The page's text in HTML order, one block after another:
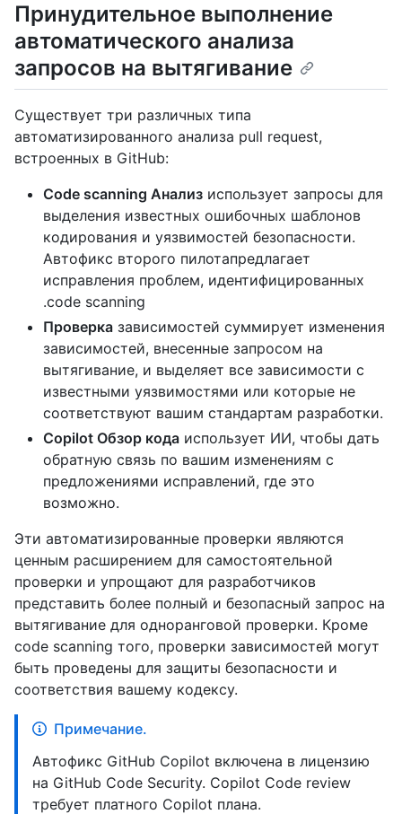
Принудительное выполнение
автоматического анализа
запросов на вытягивание
Существует три различных типа
автоматизированного анализа pull request,
встроенных в GitHub:
Code scanning Анализ использует запросы для
выделения известных ошибочных шаблонов
кодирования и уязвимостей безопасности.
Автофикс второго пилотапредлагает
исправления проблем, идентифицированных
.code scanning
Проверка зависимостей суммирует изменения
зависимостей, внесенные запросом на
вытягивание, и выделяет все зависимости с
известными уязвимостями или которые не
соответствуют вашим стандартам разработки.
Copilot Обзор кода использует ИИ, чтобы дать
обратную связь по вашим изменениям с
предложениями исправлений, где это
возможно.
Эти автоматизированные проверки являются
ценным расширением для самостоятельной
проверки и упрощают для разработчиков
представить более полный и безопасный запрос на
вытягивание для одноранговой проверки. Кроме
code scanning того, проверки зависимостей могут
быть проведены для защиты безопасности и
соответствия вашему кодексу.
Примечание.
Автофикс GitHub Copilot включена в лицензию
на GitHub Code Security. Copilot Code review
требует платного Copilot плана.